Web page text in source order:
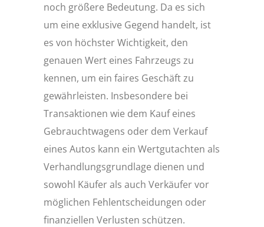
noch größere Bedeutung. Da es sich
um eine exklusive Gegend handelt, ist
es von höchster Wichtigkeit, den
genauen Wert eines Fahrzeugs zu
kennen, um ein faires Geschäft zu
gewährleisten. Insbesondere bei
Transaktionen wie dem Kauf eines
Gebrauchtwagens oder dem Verkauf
eines Autos kann ein Wertgutachten als
Verhandlungsgrundlage dienen und
sowohl Käufer als auch Verkäufer vor
möglichen Fehlentscheidungen oder
finanziellen Verlusten schützen.